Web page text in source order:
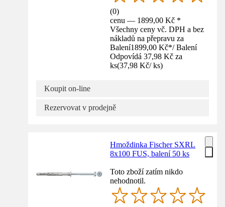
(0)
cenu — 1899,00 Kč *
Všechny ceny vč. DPH a bez
nákladů na přepravu za
Balení1899,00 Kč*/ Balení
Odpovídá 37,98 Kč za
ks(37,98 Kč/ ks)
Koupit on-line
Rezervovat v prodejně
Hmoždinka Fischer SXRL
8x100 FUS, balení 50 ks
Toto zboží zatím nikdo
nehodnotil.